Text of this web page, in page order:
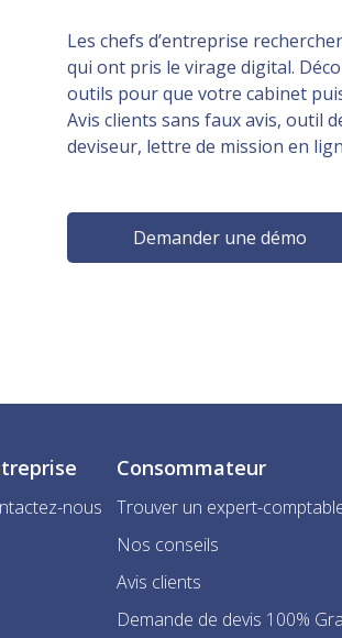
Les chefs d’entreprise
qui ont pris le virage digital.
outils pour que votre cabinet
Avis clients sans faux avis, outil
deviseur, lettre de mission en
Demander une démo
nous
Consommateur
Trouver un expert-
Nos conseils
Avis clients
Demande de devis 100%